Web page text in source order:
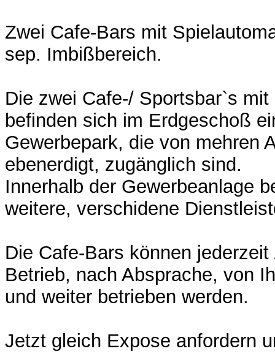
Zwei Cafe-Bars mit
sep. Imbißbereich.
Die zwei Cafe-/ Sportsbar`s
befinden sich im Erdgeschoß
Gewerbepark, die von mehren
ebenerdigt, zugänglich sind.
Innerhalb der Gewerbeanlage
weitere, verschidene
Die Cafe-Bars können
Betrieb, nach Absprache, von
und weiter betrieben werden.
Jetzt gleich Expose anfordern